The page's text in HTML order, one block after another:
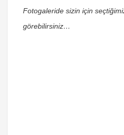
Fotogaleride sizin için
görebilirsiniz…